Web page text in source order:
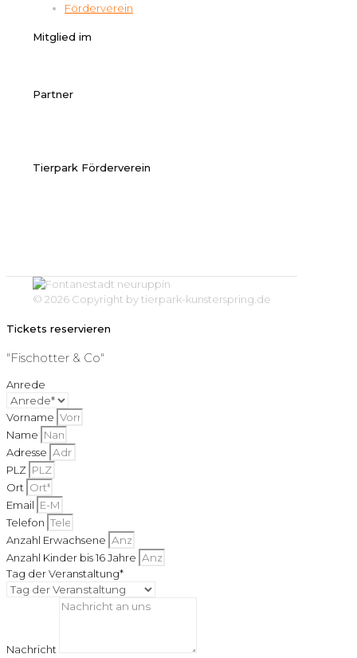
Förderverein
Mitglied im
Partner
Tierpark Förderverein
© 2026 Copyright by tierpark-kunsterspring.de
Tickets reservieren
"Fischotter & Co"
Anrede
Vorname
Name
Adresse
PLZ
Ort
Email
Telefon
Anzahl Erwachsene
Anzahl Kinder bis 16 Jahre
Tag der Veranstaltung*
Nachricht